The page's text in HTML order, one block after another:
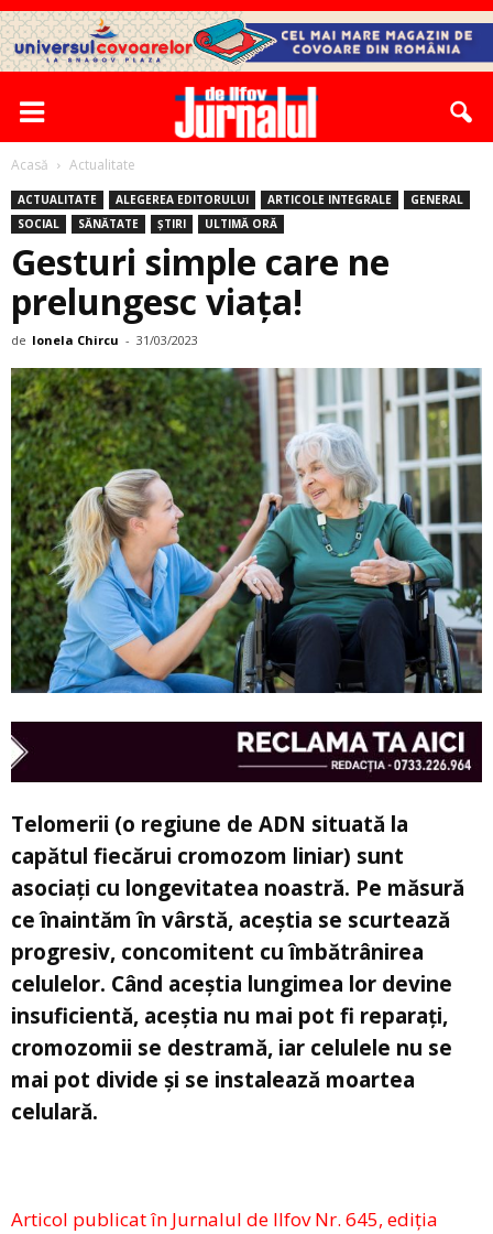
Acasă Actualitate
ACTUALITATE ALEGEREA EDITORULUI ARTICOLE INTEGRALE
GENERAL
SOCIAL
SĂNĂTATE ȘTIRI ULTIMĂ ORĂ
Gesturi simple care ne
prelungesc viața!
de Ionela Chircu - 31/03/2023
Telomerii (o regiune de ADN situată la
capătul fiecărui cromozom liniar) sunt
asociați cu longevitatea noastră. Pe măsură
ce înaintăm în vârstă, aceștia se scurtează
progresiv, concomitent cu îmbătrânirea
celulelor. Când aceștia lungimea lor devine
insuficientă, aceștia nu mai pot fi reparați,
cromozomii se destramă, iar celulele nu se
mai pot divide și se instalează moartea
celulară.
Articol publicat în Jurnalul de Ilfov Nr. 645, ediția